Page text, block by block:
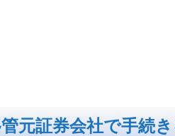
元証券会社で手続き